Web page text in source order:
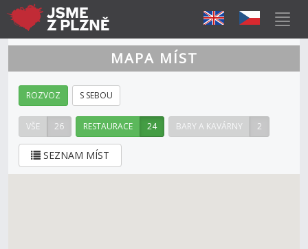
MAPA MÍST
ROZVOZ S SEBOU
VŠE 26 RESTAURACE 24 BARY A KAVÁRNY 2
SEZNAM MÍST